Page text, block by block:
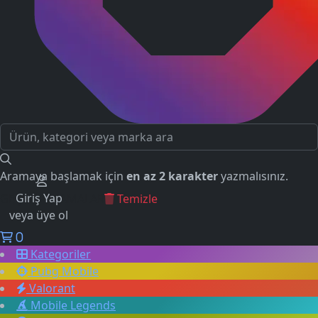
Aramaya başlamak için en az 2 karakteryazmalısınız.
GEÇMİŞ ARAMALAR
Temizle
Giriş Yap
veya üye ol
0
Kategoriler
Pubg Mobile
Valorant
Mobile Legends